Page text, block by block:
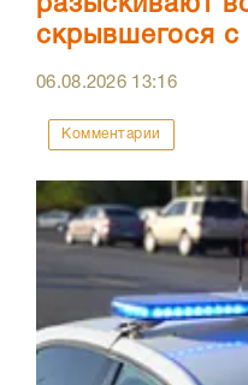
разыскивают
скрывшегося с
06.08.2026 13:16
Комментарии